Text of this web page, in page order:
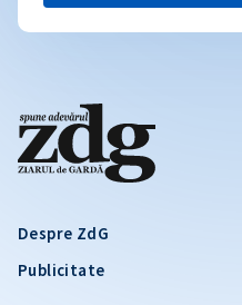
Despre ZdG
Publicitate